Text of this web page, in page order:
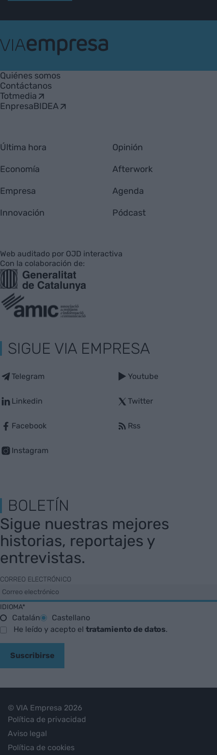
Empresa
Quiénes somos
Contáctanos
Totmedia
EnpresaBIDEA
Última hora
Economía
Empresa
Innovación
Opinión
Afterwork
Agenda
Pódcast
Web auditado por OJD interactiva
Con la colaboración de:
SIGUE VIA EMPRESA
Telegram
Linkedin
Facebook
Instagram
Youtube
Twitter
Rss
BOLETÍN
Sigue nuestras mejores
historias, reportajes y
entrevistas.
CORREO ELECTRÓNICO
IDIOMA*
Catalán
Castellano
He leído y acepto el tratamiento de datos.
Suscribirse
© VIA Empresa 2026
Política de privacidad
Aviso legal
Política de cookies